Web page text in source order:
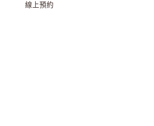
線上預約